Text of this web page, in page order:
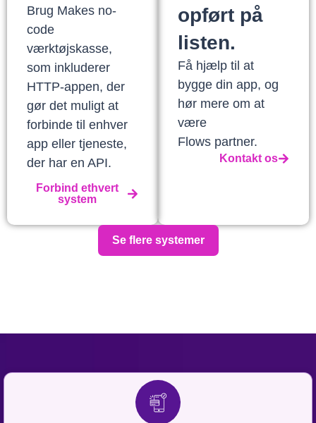
Brug Makes no-
code
værktøjskasse,
som inkluderer
HTTP-appen, der
gør det muligt at
forbinde til enhver
app eller tjeneste,
der har en API.
Forbind ethvert
system
opført på
listen.
Få hjælp til at
bygge din app, og
hør mere om at
være
Flows partner.
Kontakt os
Se flere systemer